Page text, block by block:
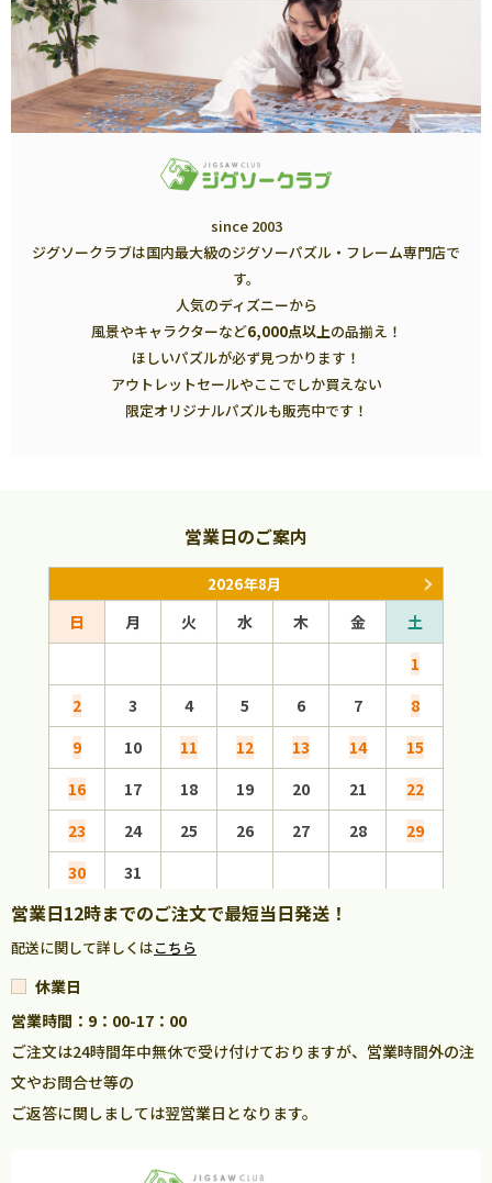
since 2003
ジグソークラブは国内最大級のジグソーパズル・フレーム専門店で
す。
人気のディズニーから
風景やキャラクターなど6,000点以上の品揃え！
ほしいパズルが必ず見つかります！
アウトレットセールやここでしか買えない
限定オリジナルパズルも販売中です！
営業日のご案内
2026年8月
日 月 火 水 木 金
土
1
2
3 4 5 6 7
8
9
10 11 12 13 14
15
16
17 18 19 20 21
22
23
24 25 26 27 28
29
30
31
営業日12時までのご注文で最短当日発送！
配送に関して詳しくはこちら
休業日
営業時間：9：00-17：00
ご注文は24時間年中無休で受け付けておりますが、営業時間外の注
文やお問合せ等の
ご返答に関しましては翌営業日となります。